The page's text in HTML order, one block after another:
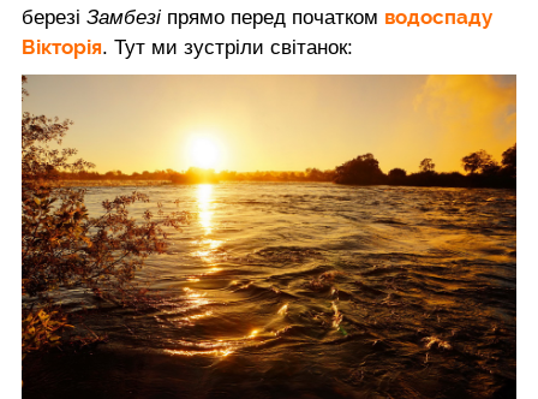
березі Замбезі прямо перед початком водоспаду
Вікторія. Тут ми зустріли світанок: